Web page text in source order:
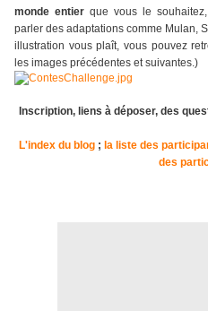
monde entierque vous le
parler des adaptations comme Mulan,
illustration vous plaît, vous pouvez
les images précédentes et suivantes.)
Inscription, liens à déposer, des
L'index du blog ; la liste des
des